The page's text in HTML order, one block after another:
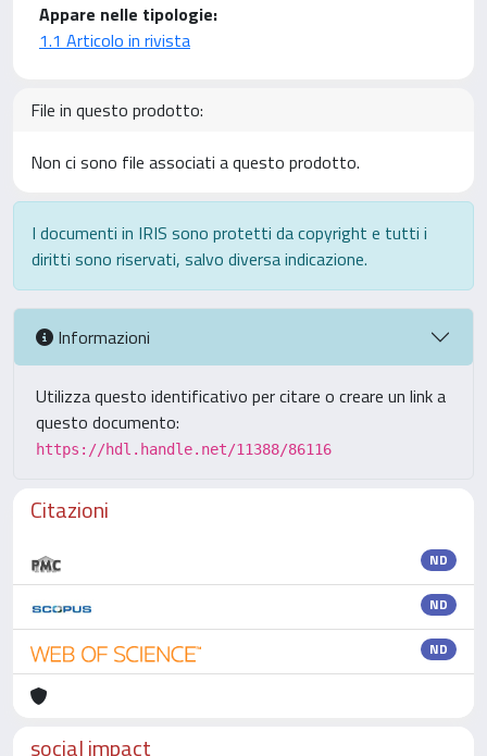
Appare nelle tipologie:
1.1 Articolo in rivista
File in questo prodotto:
Non ci sono file associati a questo prodotto.
I documenti in IRIS sono protetti da copyright e tutti i
diritti sono riservati, salvo diversa indicazione.
Informazioni
Utilizza questo identificativo per citare o creare un link a
questo documento:
https://hdl.handle.net/11388/86116
Citazioni
ND
ND
ND
social impact